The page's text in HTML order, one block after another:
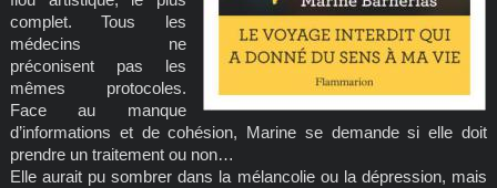
complet. Tous les
médecins ne
préconisent pas les
mêmes protocoles.
Face au manque
d’informations et de cohésion, Marine se demande si elle doit
prendre un traitement ou non…
Elle aurait pu sombrer dans la mélancolie ou la dépression, mais